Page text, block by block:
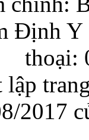
Định
thoại:
lập
2017